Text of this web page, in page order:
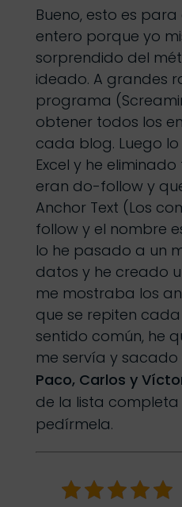
Bueno, esto es
entero porque yo
sorprendido del
ideado. A grandes
programa
obtener todos los
cada blog. Luego
Excel y he
eran do-follow y
Anchor Text (Los
follow y el nombre
lo he pasado a un
datos y he creado
me mostraba los
que se repiten
sentido común, he
me servía y sacado
Paco, Carlos y
de la lista completa
pedírmela.